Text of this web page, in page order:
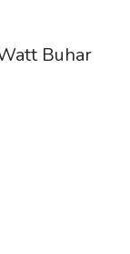
Buhar